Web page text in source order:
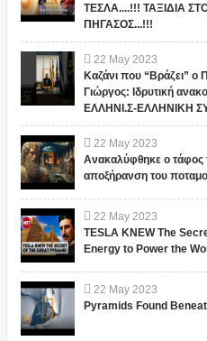
ΤΕΣΛΑ....!!! ΤΑΞΙΔΙΑ
ΠΗΓΑΣΟΣ...!!!
22 May 2023
Καζάνι που “Βράζει” ο
Γιώργος: Ιδρυτική
ΕΛΛΗΝΙ.Σ-ΕΛΛΗΝΙΚΗ
22 May 2023
Ανακαλύφθηκε ο τάφος
αποξήρανση του
22 May 2023
TESLA KNEW The
Energy to Power the
22 May 2023
Pyramids Found